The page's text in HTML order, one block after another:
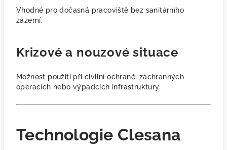
Vhodné pro dočasná pracoviště bez sanitárního
zázemí.
Krizové a nouzové situace
Možnost použití při civilní ochraně, záchranných
operacích nebo výpadcích infrastruktury.
Technologie Clesana